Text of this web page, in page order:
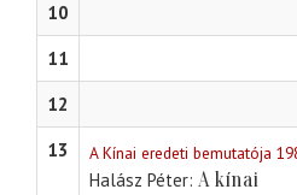
10
11
12
13
A Kínai eredeti bemutatója
Halász Péter A kínai